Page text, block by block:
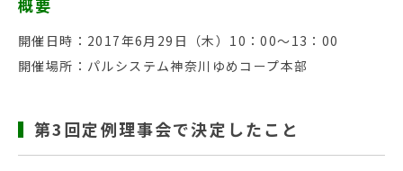
概要
開催日時：2017年6月29日（木）10：00〜13：00
開催場所：パルシステム神奈川ゆめコープ本部
第3回定例理事会で決定したこと